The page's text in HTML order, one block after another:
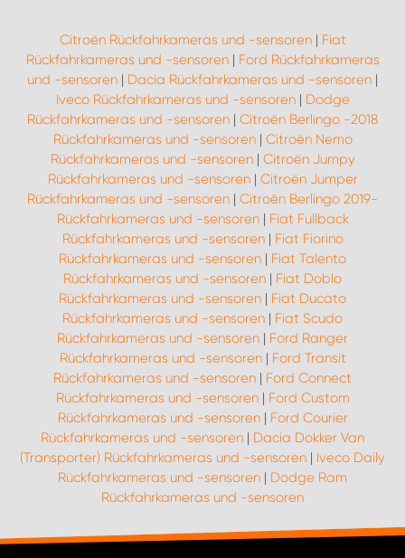
Citroën Rückfahrkameras und -sensoren| Fiat
Rückfahrkameras und -sensoren| Ford Rückfahrkameras
und -sensoren | Dacia Rückfahrkameras und -sensoren |
Iveco Rückfahrkameras und -sensoren| Dodge
Rückfahrkameras und -sensoren | Citroën Berlingo -2018
Rückfahrkameras und -sensoren| Citroën Nemo
Rückfahrkameras und -sensoren| Citroën Jumpy
Rückfahrkameras und -sensoren| Citroën Jumper
Rückfahrkameras und -sensoren | Citroën Berlingo 2019-
Rückfahrkameras und -sensoren| Fiat Fullback
Rückfahrkameras und -sensoren| Fiat Fiorino
Rückfahrkameras und -sensoren | Fiat Talento
Rückfahrkameras und -sensoren | Fiat Doblo
Rückfahrkameras und -sensoren | Fiat Ducato
Rückfahrkameras und -sensoren | Fiat Scudo
Rückfahrkameras und -sensoren | Ford Ranger
Rückfahrkameras und -sensoren| Ford Transit
Rückfahrkameras und -sensoren | Ford Connect
Rückfahrkameras und -sensoren| Ford Custom
Rückfahrkameras und -sensoren| Ford Courier
Rückfahrkameras und -sensoren | Dacia Dokker Van
(Transporter) Rückfahrkameras und -sensoren | Iveco Daily
Rückfahrkameras und -sensoren | Dodge Ram
Rückfahrkameras und -sensoren